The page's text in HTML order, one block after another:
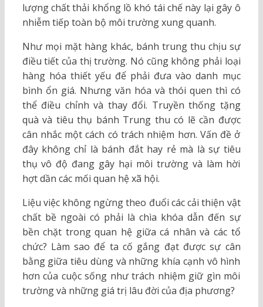
lượng chất thải khổng lồ khó tái chế này lại gây ô
nhiễm tiếp toàn bộ môi trường xung quanh.
Như mọi mặt hàng khác, bánh trung thu chịu sự
điều tiết của thị trường. Nó cũng không phải loại
hàng hóa thiết yếu để phải đưa vào danh mục
bình ổn giá. Nhưng văn hóa và thói quen thì có
thể điều chỉnh và thay đổi. Truyền thống tặng
quà và tiêu thụ bánh Trung thu có lẽ cần được
cân nhắc một cách có trách nhiệm hơn. Vấn đề ở
đây không chỉ là bánh đắt hay rẻ mà là sự tiêu
thụ vô độ đang gây hại môi trường và làm hời
hợt dần các mối quan hệ xã hội.
Liệu việc không ngừng theo đuổi các cải thiện vật
chất bề ngoài có phải là chìa khóa dẫn đến sự
bền chặt trong quan hệ giữa cá nhân và các tổ
chức? Làm sao để ta cố gắng đạt được sự cân
bằng giữa tiêu dùng và những khía cạnh vô hình
hơn của cuộc sống như trách nhiệm giữ gìn môi
trường và những giá trị lâu đời của địa phương?